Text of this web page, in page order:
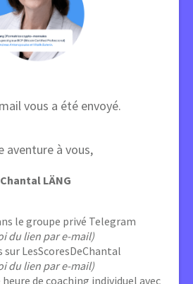
vous a été envoyé.
aventure à vous,
Chantal LÄNG
le groupe privé Telegram
du lien par e-mail)
LesScoresDeChantal
du lien par e-mail)
de coaching individuel avec